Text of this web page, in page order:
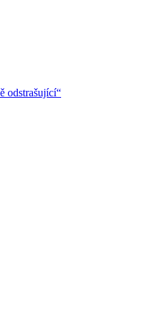
odstrašující“